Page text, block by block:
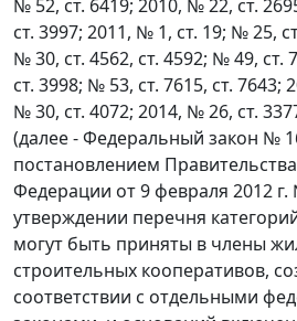
№ 52, ст. 6419; 2010, № 22, ст.
ст. 3997; 2011, № 1, ст. 19; № 25,
№ 30, ст. 4562, ст. 4592; № 49, ст.
ст. 3998; № 53, ст. 7615, ст. 7643;
№ 30, ст. 4072; 2014, № 26, ст.
(далее - Федеральный закон №
постановлением
Федерации от 9 февраля 2012
утверждении перечня
могут быть приняты в члены
строительных кооперативов,
соответствии с отдельными